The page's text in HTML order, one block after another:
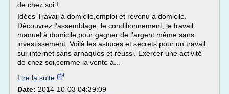
de chez soi !
Idées Travail à domicile,emploi et revenu a domicile.
Découvrez l'assemblage, le conditionnement, le travail
manuel à domicile,pour gagner de l'argent même sans
investissement. Voilà les astuces et secrets pour un travail
sur internet sans arnaques et réussi. Exercer une activité
de chez soi,comme la vente à...
Lire la suite
Date: 2014-10-03 04:39:09